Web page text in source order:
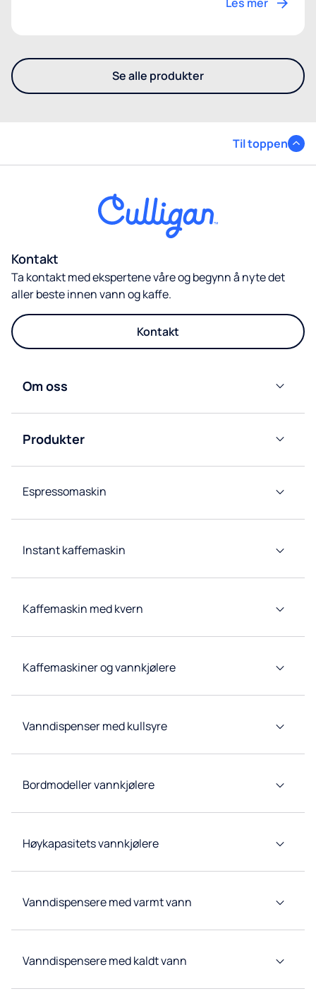
Se alle produkter- Se noen av våre ulike
Til toppen
Kontakt
Ta kontakt med ekspertene våre og begynn å nyte det
aller beste innen vann og kaffe.
Kontakt
Om oss
Culligan
avdelinger
Produkter
Vanndispensere
Kaffemaskiner
Konsepter
og hotell
system
Svanemerket
og tilbehør
Espressomaskin
Instant kaffemaskin
Kaffemaskin med kvern
Kaffemaskiner og vannkjølere
Vanndispenser med kullsyre
Bordmodeller vannkjølere
Høykapasitets vannkjølere
Vanndispensere med varmt vann
Vanndispensere med kaldt vann